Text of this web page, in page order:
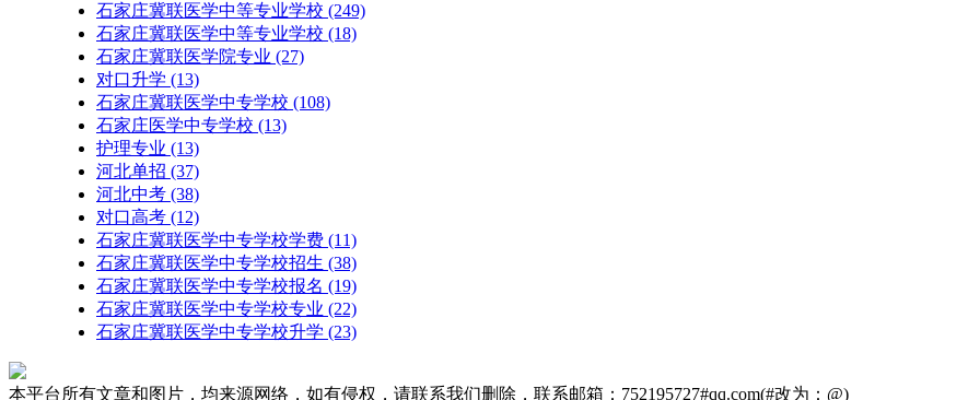
石家庄冀联医学中等专业学校 (249)
石家庄冀联医学中等专业学校​ (18)
石家庄冀联医学院专业 (27)
对口升学 (13)
石家庄冀联医学中专学校 (108)
石家庄医学中专学校 (13)
护理专业 (13)
河北单招 (37)
河北中考 (38)
对口高考 (12)
石家庄冀联医学中专学校学费 (11)
石家庄冀联医学中专学校招生 (38)
石家庄冀联医学中专学校报名 (19)
石家庄冀联医学中专学校专业 (22)
石家庄冀联医学中专学校升学 (23)
本平台所有文章和图片，均来源网络，如有侵权，请联系我们删除，联系邮箱：752195727#qq.com(#改为：@)